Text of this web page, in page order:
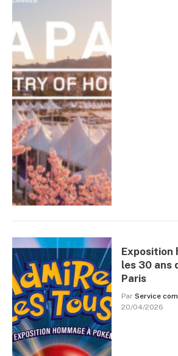
Exposition
les 30 ans
Paris
Par Service
20/04/2026